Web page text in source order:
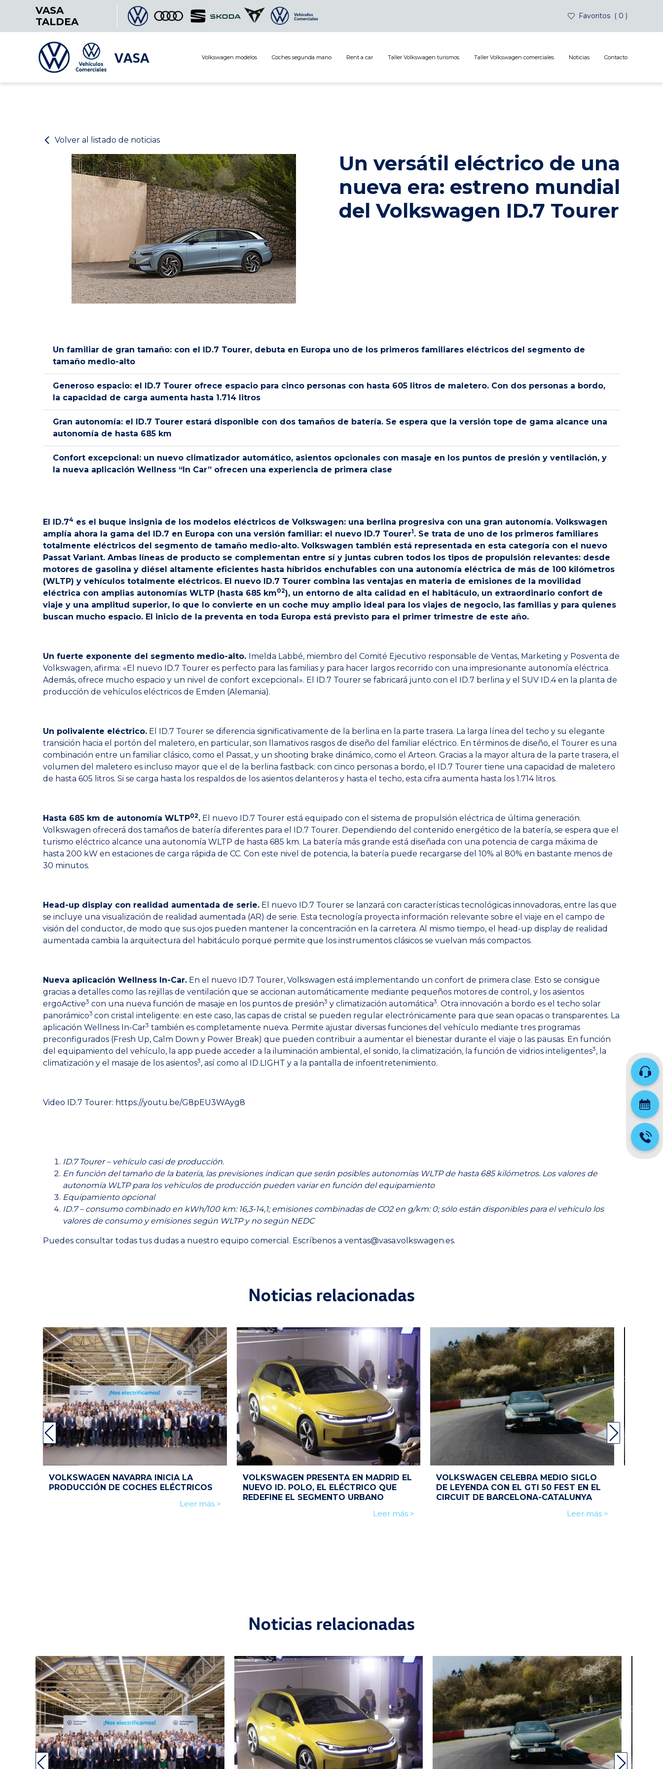
VASA
TALDEA
0
Favoritos
VASA Volkswagen modelos Coches segunda mano Rent a car Taller Volkswagen turismos Taller Volkswagen comerciales Noticias Contacto
Volver al listado de noticias
Un versátil eléctrico de una
nueva era: estreno mundial
del Volkswagen ID.7 Tourer
Un familiar de gran tamaño: con el ID.7 Tourer, debuta en Europa uno de los primeros familiares eléctricos del segmento de
tamaño medio-alto
Generoso espacio: el ID.7 Tourer ofrece espacio para cinco personas con hasta 605 litros de maletero. Con dos personas a bordo,
la capacidad de carga aumenta hasta 1.714 litros
Gran autonomía: el ID.7 Tourer estará disponible con dos tamaños de batería. Se espera que la versión tope de gama alcance una
autonomía de hasta 685 km
Confort excepcional: un nuevo climatizador automático, asientos opcionales con masaje en los puntos de presión y ventilación, y
la nueva aplicación Wellness “In Car” ofrecen una experiencia de primera clase
El ID.74 es el buque insignia de los modelos eléctricos de Volkswagen: una berlina progresiva con una gran autonomía. Volkswagen
amplía ahora la gama del ID.7 en Europa con una versión familiar: el nuevo ID.7 Tourer1. Se trata de uno de los primeros familiares
totalmente eléctricos del segmento de tamaño medio-alto. Volkswagen también está representada en esta categoría con el nuevo
Passat Variant. Ambas líneas de producto se complementan entre sí y juntas cubren todos los tipos de propulsión relevantes: desde
motores de gasolina y diésel altamente eficientes hasta híbridos enchufables con una autonomía eléctrica de más de 100 kilómetros
(WLTP) y vehículos totalmente eléctricos. El nuevo ID.7 Tourer combina las ventajas en materia de emisiones de la movilidad
eléctrica con amplias autonomías WLTP (hasta 685 km02), un entorno de alta calidad en el habitáculo, un extraordinario confort de
viaje y una amplitud superior, lo que lo convierte en un coche muy amplio ideal para los viajes de negocio, las familias y para quienes
buscan mucho espacio. El inicio de la preventa en toda Europa está previsto para el primer trimestre de este año.
Un fuerte exponente del segmento medio-alto. Imelda Labbé, miembro del Comité Ejecutivo responsable de Ventas, Marketing y Posventa de
Volkswagen, afirma: «El nuevo ID.7 Tourer es perfecto para las familias y para hacer largos recorrido con una impresionante autonomía eléctrica.
Además, ofrece mucho espacio y un nivel de confort excepcional». El ID.7 Tourer se fabricará junto con el ID.7 berlina y el SUV ID.4 en la planta de
producción de vehículos eléctricos de Emden (Alemania).
Un polivalente eléctrico. El ID.7 Tourer se diferencia significativamente de la berlina en la parte trasera. La larga línea del techo y su elegante
transición hacia el portón del maletero, en particular, son llamativos rasgos de diseño del familiar eléctrico. En términos de diseño, el Tourer es una
combinación entre un familiar clásico, como el Passat, y un shooting brake dinámico, como el Arteon. Gracias a la mayor altura de la parte trasera, el
volumen del maletero es incluso mayor que el de la berlina fastback: con cinco personas a bordo, el ID.7 Tourer tiene una capacidad de maletero
de hasta 605 litros. Si se carga hasta los respaldos de los asientos delanteros y hasta el techo, esta cifra aumenta hasta los 1.714 litros.
Hasta 685 km de autonomía WLTP02. El nuevo ID.7 Tourer está equipado con el sistema de propulsión eléctrica de última generación.
Volkswagen ofrecerá dos tamaños de batería diferentes para el ID.7 Tourer. Dependiendo del contenido energético de la batería, se espera que el
turismo eléctrico alcance una autonomía WLTP de hasta 685 km. La batería más grande está diseñada con una potencia de carga máxima de
hasta 200 kW en estaciones de carga rápida de CC. Con este nivel de potencia, la batería puede recargarse del 10% al 80% en bastante menos de
30 minutos.
Head-up display con realidad aumentada de serie. El nuevo ID.7 Tourer se lanzará con características tecnológicas innovadoras, entre las que
se incluye una visualización de realidad aumentada (AR) de serie. Esta tecnología proyecta información relevante sobre el viaje en el campo de
visión del conductor, de modo que sus ojos pueden mantener la concentración en la carretera. Al mismo tiempo, el head-up display de realidad
aumentada cambia la arquitectura del habitáculo porque permite que los instrumentos clásicos se vuelvan más compactos.
Nueva aplicación Wellness In-Car. En el nuevo ID.7 Tourer, Volkswagen está implementando un confort de primera clase. Esto se consigue
gracias a detalles como las rejillas de ventilación que se accionan automáticamente mediante pequeños motores de control, y los asientos
ergoActive3 con una nueva función de masaje en los puntos de presión3 y climatización automática3. Otra innovación a bordo es el techo solar
panorámico3 con cristal inteligente: en este caso, las capas de cristal se pueden regular electrónicamente para que sean opacas o transparentes. La
aplicación Wellness In-Car3 también es completamente nueva. Permite ajustar diversas funciones del vehículo mediante tres programas
preconfigurados (Fresh Up, Calm Down y Power Break) que pueden contribuir a aumentar el bienestar durante el viaje o las pausas. En función
del equipamiento del vehículo, la app puede acceder a la iluminación ambiental, el sonido, la climatización, la función de vidrios inteligentes3, la
climatización y el masaje de los asientos3, así como al ID.LIGHT y a la pantalla de infoentretenimiento.
Video ID.7 Tourer: https://youtu.be/G8pEU3WAyg8
ID.7 Tourer – vehículo casi de producción.
En función del tamaño de la batería, las previsiones indican que serán posibles autonomías WLTP de hasta 685 kilómetros. Los valores de
autonomía WLTP para los vehículos de producción pueden variar en función del equipamiento
Equipamiento opcional
ID.7 – consumo combinado en kWh/100 km: 16,3-14,1; emisiones combinadas de CO2 en g/km: 0; sólo están disponibles para el vehículo los
valores de consumo y emisiones según WLTP y no según NEDC
Puedes consultar todas tus dudas a nuestro equipo comercial. Escríbenos a ventas@vasa.volkswagen.es.
Noticias relacionadas
VOLKSWAGEN NAVARRA INICIA LA
PRODUCCIÓN DE COCHES ELÉCTRICOS
Leer más >
VOLKSWAGEN PRESENTA EN MADRID EL
NUEVO ID. POLO, EL ELÉCTRICO QUE
REDEFINE EL SEGMENTO URBANO
Leer más >
VOLKSWAGEN CELEBRA MEDIO SIGLO
DE LEYENDA CON EL GTI 50 FEST EN EL
CIRCUIT DE BARCELONA-CATALUNYA
Leer más >
Noticias relacionadas